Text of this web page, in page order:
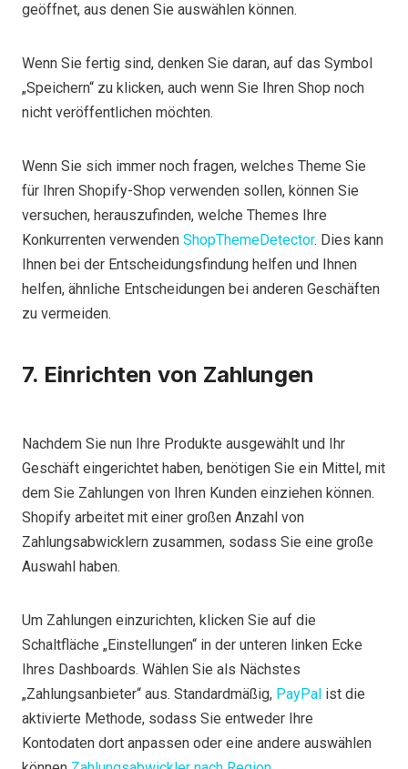
geöffnet, aus denen Sie auswählen können.
Wenn Sie fertig sind, denken Sie daran, auf das Symbol
„Speichern“ zu klicken, auch wenn Sie Ihren Shop noch
nicht veröffentlichen möchten.
Wenn Sie sich immer noch fragen, welches Theme Sie
für Ihren Shopify-Shop verwenden sollen, können Sie
versuchen, herauszufinden, welche Themes Ihre
Konkurrenten verwenden ShopThemeDetector. Dies kann
Ihnen bei der Entscheidungsfindung helfen und Ihnen
helfen, ähnliche Entscheidungen bei anderen Geschäften
zu vermeiden.
7. Einrichten von Zahlungen
Nachdem Sie nun Ihre Produkte ausgewählt und Ihr
Geschäft eingerichtet haben, benötigen Sie ein Mittel, mit
dem Sie Zahlungen von Ihren Kunden einziehen können.
Shopify arbeitet mit einer großen Anzahl von
Zahlungsabwicklern zusammen, sodass Sie eine große
Auswahl haben.
Um Zahlungen einzurichten, klicken Sie auf die
Schaltfläche „Einstellungen“ in der unteren linken Ecke
Ihres Dashboards. Wählen Sie als Nächstes
„Zahlungsanbieter“ aus. Standardmäßig, PayPal ist die
aktivierte Methode, sodass Sie entweder Ihre
Kontodaten dort anpassen oder eine andere auswählen